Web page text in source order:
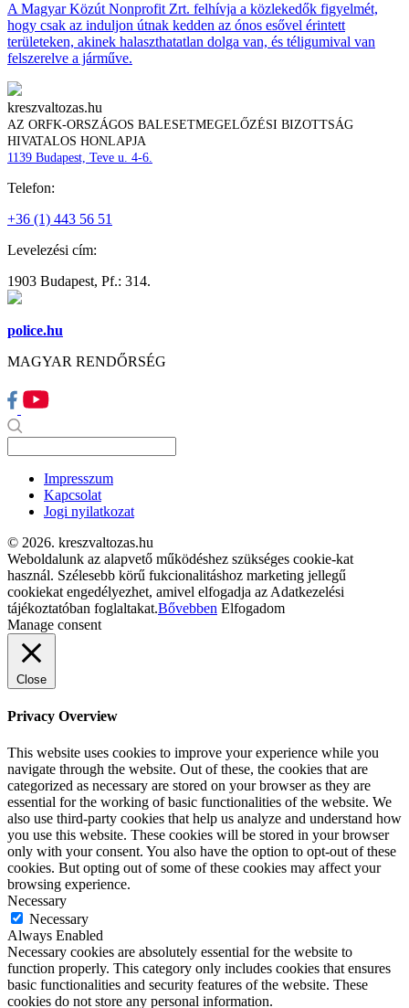
A Magyar Közút Nonprofit Zrt. felhívja a közlekedők figyelmét,
hogy csak az induljon útnak kedden az ónos esővel érintett
területeken, akinek halaszthatatlan dolga van, és téligumival van
felszerelve a járműve.
kreszvaltozas.hu
AZ ORFK-ORSZÁGOS BALESETMEGELŐZÉSI BIZOTTSÁG
HIVATALOS HONLAPJA
1139 Budapest, Teve u. 4-6.
Telefon:
+36 (1) 443 56 51
Levelezési cím:
1903 Budapest, Pf.: 314.
police.hu
MAGYAR RENDŐRSÉG
Impresszum
Kapcsolat
Jogi nyilatkozat
© 2026. kreszvaltozas.hu
Weboldalunk az alapvető működéshez szükséges cookie-kat
használ. Szélesebb körű fukcionalitáshoz marketing jellegű
cookiekat engedélyezhet, amivel elfogadja az Adatkezelési
tájékoztatóban foglaltakat.Bővebben Elfogadom
Manage consent
Close
Privacy Overview
This website uses cookies to improve your experience while you
navigate through the website. Out of these, the cookies that are
categorized as necessary are stored on your browser as they are
essential for the working of basic functionalities of the website. We
also use third-party cookies that help us analyze and understand how
you use this website. These cookies will be stored in your browser
only with your consent. You also have the option to opt-out of these
cookies. But opting out of some of these cookies may affect your
browsing experience.
Necessary
Necessary
Always Enabled
Necessary cookies are absolutely essential for the website to
function properly. This category only includes cookies that ensures
basic functionalities and security features of the website. These
cookies do not store any personal information.